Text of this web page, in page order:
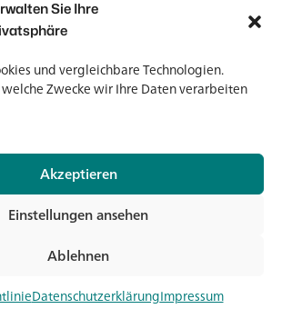
Sie Ihre
und vergleichbare Technologien.
welche Zwecke wir Ihre Daten verarbeiten
Akzeptieren
Ablehnen
Einstellungen ansehen
DatenschutzerklärungImpressum
Kontakt
Kontakt
Newsletter
Newsletter
© 2026 Banholzer AG
Impressum
Datenschutz
Medien & Downloads